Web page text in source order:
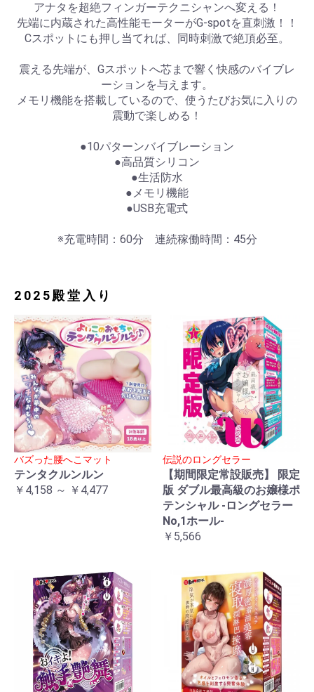
アナタを超絶フィンガーテクニシャンへ変える！
先端に内蔵された高性能モーターがG-spotを直刺激！！
Cスポットにも押し当てれば、同時刺激で絶頂必至。
震える先端が、Gスポットへ芯まで響く快感のバイブレ
ーションを与えます。
メモリ機能を搭載しているので、使うたびお気に入りの
震動で楽しめる！
●10パターンバイブレーション
●高品質シリコン
●生活防水
●メモリ機能
●USB充電式
※充電時間：60分 連続稼働時間：45分
2025殿堂入り
バズった腰へこマット
テンタクルンルン
￥4,158 ～ ￥4,477
伝説のロングセラー
【期間限定常設販売】 限定
版 ダブル最高級のお嬢様ポ
テンシャル -ロングセラー
No,1ホール-
￥5,566